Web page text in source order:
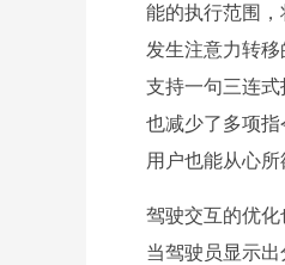
能的执行范围
发生注意力转
支持一句三连式
也减少了多项
用户也能从心所
驾驶交互的优化
当驾驶员显示